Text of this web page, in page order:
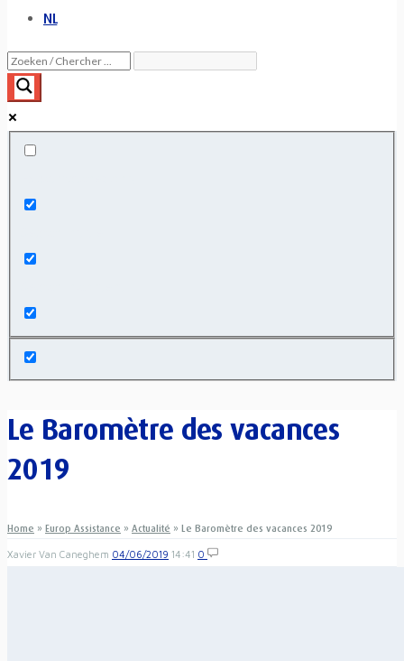
NL
Le Baromètre des vacances
2019
Home » Europ Assistance » Actualité » Le Baromètre des vacances 2019
Xavier Van Caneghem 04/06/2019 14:41 0